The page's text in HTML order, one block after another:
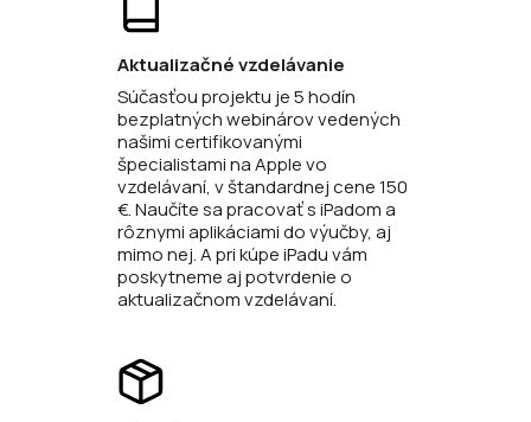
Aktualizačné vzdelávanie
Súčasťou projektu je 5 hodín
bezplatných webinárov vedených
našimi certifikovanými
špecialistami na Apple vo
vzdelávaní, v štandardnej cene 150
€. Naučíte sa pracovať s iPadom a
rôznymi aplikáciami do výučby, aj
mimo nej. A pri kúpe iPadu vám
poskytneme aj potvrdenie o
aktualizačnom vzdelávaní.